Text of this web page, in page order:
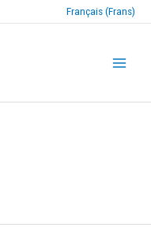
Français (Frans)